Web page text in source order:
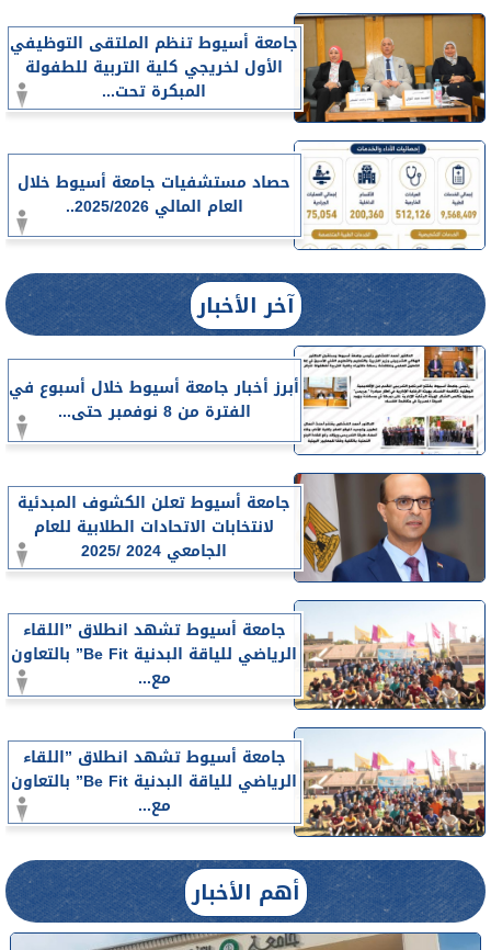
جامعة أسيوط تنظم الملتقى التوظيفي
الأول لخريجي كلية التربية للطفولة
المبكرة تحت...
حصاد مستشفيات جامعة أسيوط خلال
العام المالي 2025/2026..
آخر الأخبار
أبرز أخبار جامعة أسيوط خلال أسبوع في
الفترة من 8 نوفمبر حتى...
جامعة أسيوط تعلن الكشوف المبدئية
لانتخابات الاتحادات الطلابية للعام
الجامعي 2024 /2025
جامعة أسيوط تشهد انطلاق ”اللقاء
الرياضي للياقة البدنية Be Fit” بالتعاون
مع...
جامعة أسيوط تشهد انطلاق ”اللقاء
الرياضي للياقة البدنية Be Fit” بالتعاون
مع...
أهم الأخبار